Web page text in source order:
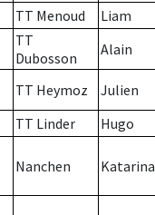
TT Menoud
Liam
TT
Dubosson
Alain
TT Heymoz Julien
TT Linder Hugo
Nanchen Katarina